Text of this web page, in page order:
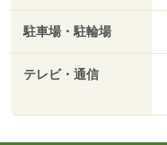
駐車場・駐輪場
テレビ・通信